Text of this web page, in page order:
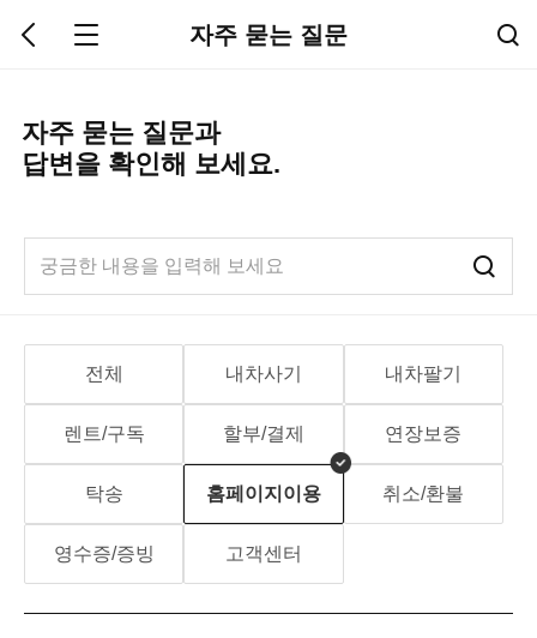
자주 묻는 질문
자주 묻는 질문과
답변을 확인해 보세요.
전체 내차사기 내차팔기
렌트/구독 할부/결제 연장보증
탁송 홈페이지이용 취소/환불
영수증/증빙 고객센터